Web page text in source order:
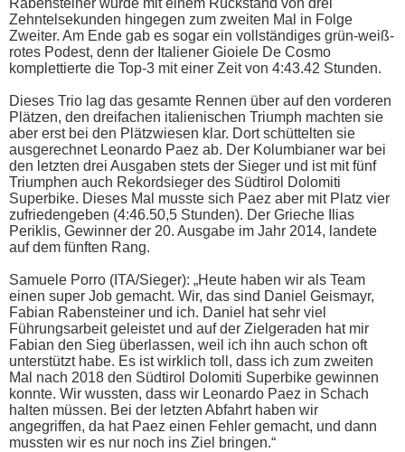
Rabensteiner wurde mit einem Rückstand von drei
Zehntelsekunden hingegen zum zweiten Mal in Folge
Zweiter. Am Ende gab es sogar ein vollständiges grün-weiß-
rotes Podest, denn der Italiener Gioiele De Cosmo
komplettierte die Top-3 mit einer Zeit von 4:43.42 Stunden.
Dieses Trio lag das gesamte Rennen über auf den vorderen
Plätzen, den dreifachen italienischen Triumph machten sie
aber erst bei den Plätzwiesen klar. Dort schüttelten sie
ausgerechnet Leonardo Paez ab. Der Kolumbianer war bei
den letzten drei Ausgaben stets der Sieger und ist mit fünf
Triumphen auch Rekordsieger des Südtirol Dolomiti
Superbike. Dieses Mal musste sich Paez aber mit Platz vier
zufriedengeben (4:46.50,5 Stunden). Der Grieche Ilias
Periklis, Gewinner der 20. Ausgabe im Jahr 2014, landete
auf dem fünften Rang.
Samuele Porro (ITA/Sieger): „Heute haben wir als Team
einen super Job gemacht. Wir, das sind Daniel Geismayr,
Fabian Rabensteiner und ich. Daniel hat sehr viel
Führungsarbeit geleistet und auf der Zielgeraden hat mir
Fabian den Sieg überlassen, weil ich ihn auch schon oft
unterstützt habe. Es ist wirklich toll, dass ich zum zweiten
Mal nach 2018 den Südtirol Dolomiti Superbike gewinnen
konnte. Wir wussten, dass wir Leonardo Paez in Schach
halten müssen. Bei der letzten Abfahrt haben wir
angegriffen, da hat Paez einen Fehler gemacht, und dann
mussten wir es nur noch ins Ziel bringen.“